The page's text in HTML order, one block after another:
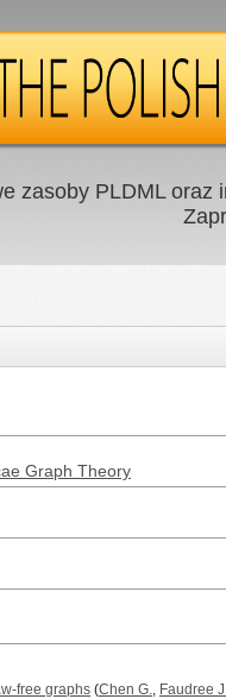
zasoby PLDML
Graph Theory
free graphs (Chen G., Faudree